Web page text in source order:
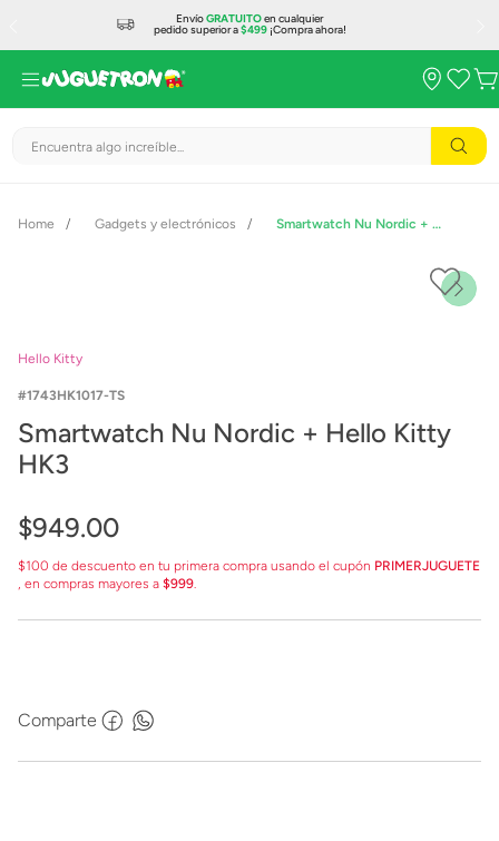
EnvíoGRATUITOen cualquier
pedido superior a$499¡Compra ahora!
Encuentra algo increíble...
Gadgets y electrónicos Smartwatch Nu Nordic + Hello Kitty HK3
Hello Kitty
1743HK1017-TS
Smartwatch Nu Nordic + Hello Kitty
HK3
$949.00
$100 de descuento en tu primera compra usando el cupón PRIMERJUGUETE
, en compras mayores a $999.
Comparte